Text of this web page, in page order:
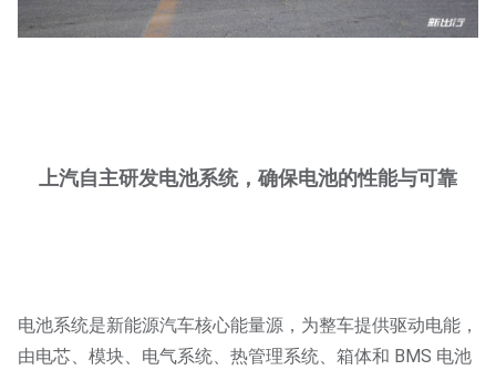
上汽自主研发电池系统，确保电池的性能与可靠
电池系统是新能源汽车核心能量源，为整车提供驱动电能，
由电芯、模块、电气系统、热管理系统、箱体和 BMS 电池